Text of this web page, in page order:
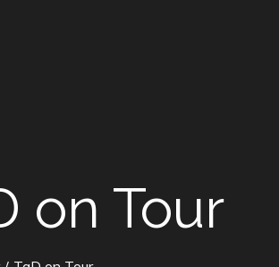
on Tour